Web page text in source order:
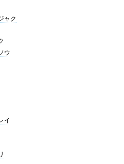
ャク
ウ
イ